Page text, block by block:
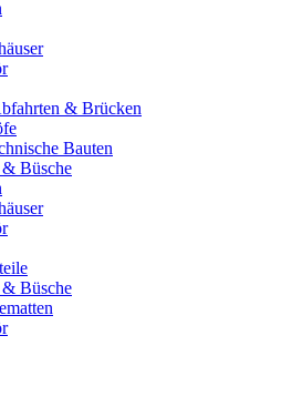
& Brücken
Bauten
Büsche
Büsche